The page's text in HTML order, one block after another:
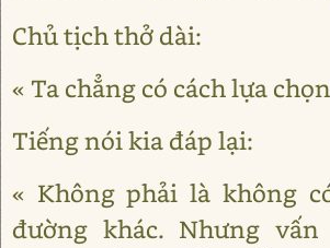
Chủ tịch thở dài:
« Ta chẳng có cách lựa
Tiếng nói kia đáp lại:
« Không phải là không
đường khác. Nhưng